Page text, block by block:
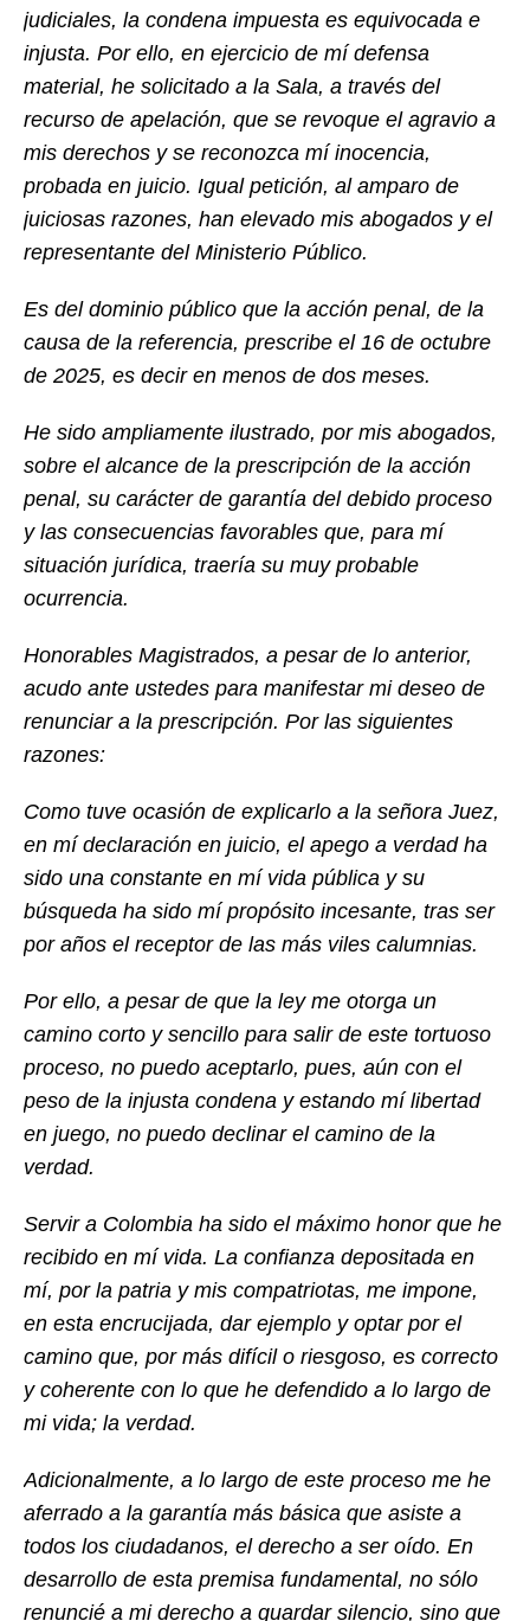
judiciales, la condena impuesta es equivocada e
injusta. Por ello, en ejercicio de mí defensa
material, he solicitado a la Sala, a través del
recurso de apelación, que se revoque el agravio a
mis derechos y se reconozca mí inocencia,
probada en juicio. Igual petición, al amparo de
juiciosas razones, han elevado mis abogados y el
representante del Ministerio Público.
Es del dominio público que la acción penal, de la
causa de la referencia, prescribe el 16 de octubre
de 2025, es decir en menos de dos meses.
He sido ampliamente ilustrado, por mis abogados,
sobre el alcance de la prescripción de la acción
penal, su carácter de garantía del debido proceso
y las consecuencias favorables que, para mí
situación jurídica, traería su muy probable
ocurrencia.
Honorables Magistrados, a pesar de lo anterior,
acudo ante ustedes para manifestar mi deseo de
renunciar a la prescripción. Por las siguientes
razones:
Como tuve ocasión de explicarlo a la señora Juez,
en mí declaración en juicio, el apego a verdad ha
sido una constante en mí vida pública y su
búsqueda ha sido mí propósito incesante, tras ser
por años el receptor de las más viles calumnias.
Por ello, a pesar de que la ley me otorga un
camino corto y sencillo para salir de este tortuoso
proceso, no puedo aceptarlo, pues, aún con el
peso de la injusta condena y estando mí libertad
en juego, no puedo declinar el camino de la
verdad.
Servir a Colombia ha sido el máximo honor que he
recibido en mí vida. La confianza depositada en
mí, por la patria y mis compatriotas, me impone,
en esta encrucijada, dar ejemplo y optar por el
camino que, por más difícil o riesgoso, es correcto
y coherente con lo que he defendido a lo largo de
mi vida; la verdad.
Adicionalmente, a lo largo de este proceso me he
aferrado a la garantía más básica que asiste a
todos los ciudadanos, el derecho a ser oído. En
desarrollo de esta premisa fundamental, no sólo
renuncié a mi derecho a guardar silencio, sino que